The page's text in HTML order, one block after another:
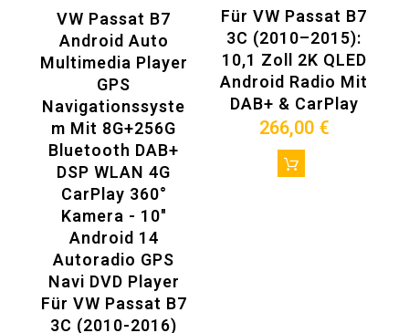
VW Passat B7
Android Auto
Multimedia Player
GPS
Navigationssyste
M Mit 8G+256G
Bluetooth DAB+
DSP WLAN 4G
CarPlay 360°
Kamera - 10"
Android 14
Autoradio GPS
Navi DVD Player
Für VW Passat B7
3C (2010-2016)
Für VW Passat B7
3C (2010–2015):
10,1 Zoll 2K QLED
Android Radio Mit
DAB+ & CarPlay
266,00 €